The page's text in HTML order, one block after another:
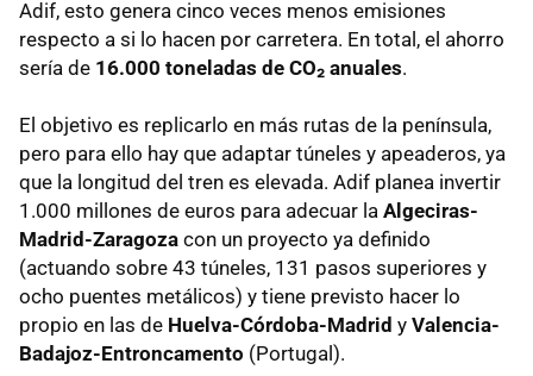
Adif, esto genera cinco veces menos emisiones
respecto a si lo hacen por carretera. En total, el ahorro
sería de 16.000 toneladas de CO₂ anuales.
El objetivo es replicarlo en más rutas de la península,
pero para ello hay que adaptar túneles y apeaderos, ya
que la longitud del tren es elevada. Adif planea invertir
1.000 millones de euros para adecuar la Algeciras-
Madrid-Zaragoza con un proyecto ya definido
(actuando sobre 43 túneles, 131 pasos superiores y
ocho puentes metálicos) y tiene previsto hacer lo
propio en las de Huelva-Córdoba-Madrid y Valencia-
Badajoz-Entroncamento (Portugal).